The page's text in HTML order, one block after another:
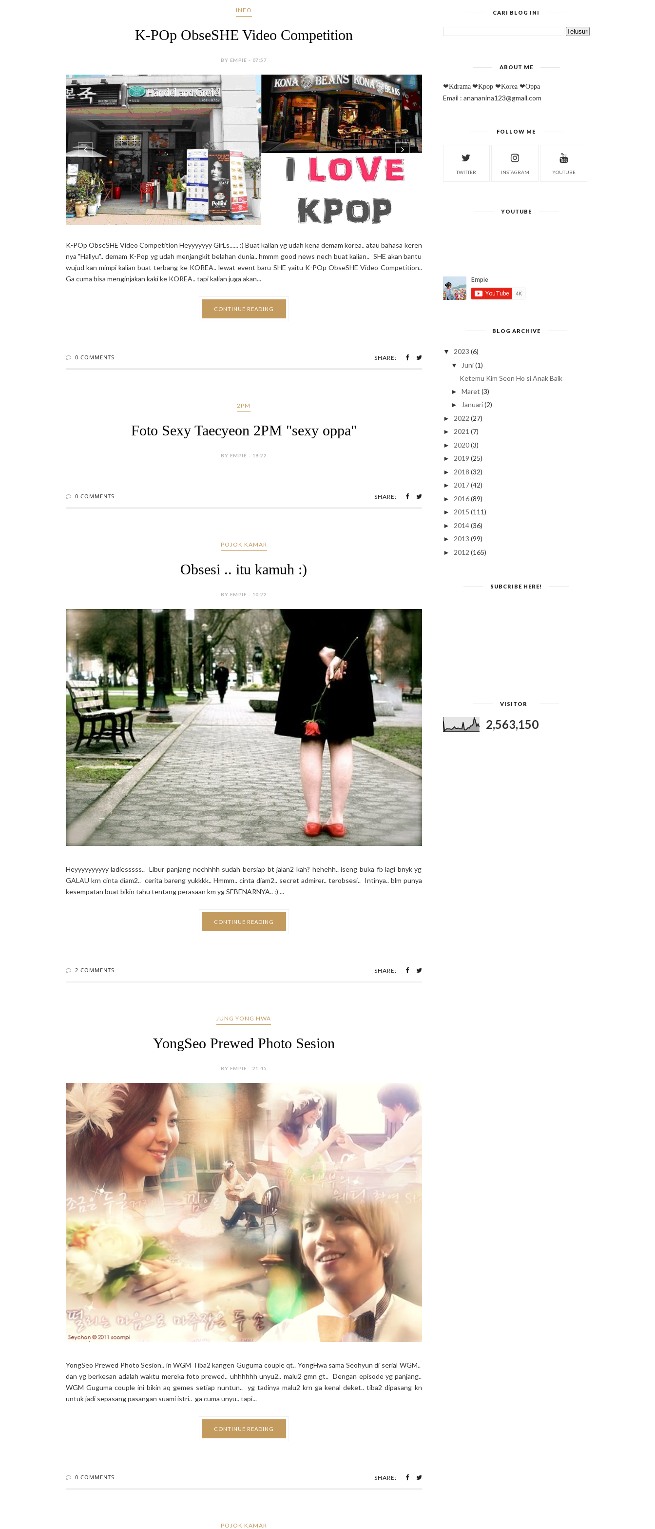
INFO
K-POp ObseSHE Video Competition
BY EMPIE - 07:57
K-POp ObseSHE Video Competition Heyyyyyyy GirLs...... :) Buat kalian yg udah kena demam korea.. atau bahasa keren
nya "Hallyu".. demam K-Pop yg udah menjangkit belahan dunia.. hmmm good news nech buat kalian.. SHE akan bantu
wujud kan mimpi kalian buat terbang ke KOREA.. lewat event baru SHE yaitu K-POp ObseSHE Video Competition..
Ga cuma bisa menginjakan kaki ke KOREA.. tapi kalian juga akan...
CONTINUE READING
0 COMMENTS SHARE:
2PM
Foto Sexy Taecyeon 2PM "sexy oppa"
BY EMPIE - 18:22
0 COMMENTS SHARE:
POJOK KAMAR
Obsesi .. itu kamuh :)
BY EMPIE - 10:22
Heyyyyyyyyyy ladiesssss.. Libur panjang nechhhh sudah bersiap bt jalan2 kah? hehehh.. iseng buka fb lagi bnyk yg
GALAU krn cinta diam2.. cerita bareng yukkkk.. Hmmm.. cinta diam2.. secret admirer.. terobsesi.. Intinya.. blm punya
kesempatan buat bikin tahu tentang perasaan km yg SEBENARNYA.. :) ...
CONTINUE READING
2 COMMENTS SHARE:
JUNG YONG HWA
YongSeo Prewed Photo Sesion
BY EMPIE - 21:45
YongSeo Prewed Photo Sesion.. in WGM Tiba2 kangen Guguma couple qt.. YongHwa sama Seohyun di serial WGM..
dan yg berkesan adalah waktu mereka foto prewed.. uhhhhhh unyu2.. malu2 gmn gt.. Dengan episode yg panjang..
WGM Guguma couple ini bikin aq gemes setiap nuntun.. yg tadinya malu2 krn ga kenal deket.. tiba2 dipasang kn
untuk jadi sepasang pasangan suami istri.. ga cuma unyu.. tapi...
CONTINUE READING
0 COMMENTS SHARE:
POJOK KAMAR
CARI BLOG INI
ABOUT ME
❤Kdrama ❤Kpop ❤Korea ❤Oppa
Email : anananina123@gmail.com
FOLLOW ME
TWITTER INSTAGRAM YOUTUBE
YOUTUBE
BLOG ARCHIVE
▼ 2023 (6)
▼ Juni(1)
Ketemu Kim Seon Ho si Anak Baik
►Maret (3)
► Januari(2)
► 2022 (27)
► 2021 (7)
► 2020 (3)
► 2019 (25)
► 2018 (32)
► 2017 (42)
► 2016 (89)
► 2015 (111)
► 2014 (36)
► 2013 (99)
► 2012 (165)
SUBCRIBE HERE!
VISITOR
2,563,150